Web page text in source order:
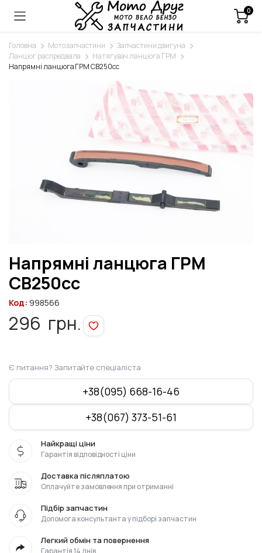
0
Головна Мотозапчастини
Запчастини двигуна
Ланцюг распредвала
Натягувач ланцюга ГРМ
Напрямні ланцюга ГРМ СВ250cc
Напрямні ланцюга ГРМ
СВ250cc
Код: 998566
296 грн.
Є питання? Запитайте спеціаліста
+38(095) 668-16-46
+38(067) 373-51-61
Найкращі ціни
Гарантія відповідності ціни
Доставка післяплатою
Оплачуйте замовлення при отриманні
Підбір запчастин
Допомога консультанта у підборі запчастин
Легкий обмін та повернення